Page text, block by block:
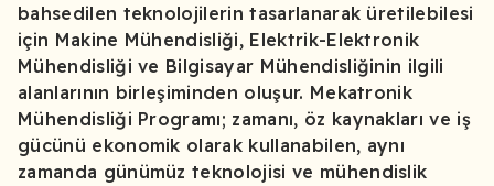
bahsedilen teknolojilerin tasarlanarak üretilebilesi
için Makine Mühendisliği, Elektrik-Elektronik
Mühendisliği ve Bilgisayar Mühendisliğinin ilgili
alanlarının birleşiminden oluşur. Mekatronik
Mühendisliği Programı; zamanı, öz kaynakları ve iş
gücünü ekonomik olarak kullanabilen, aynı
zamanda günümüz teknolojisi ve mühendislik